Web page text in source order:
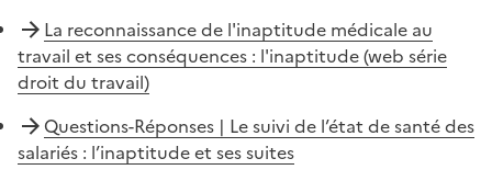
La reconnaissance de l'inaptitude médicale au
travail et ses conséquences : l'inaptitude (web série
droit du travail)
Questions-Réponses | Le suivi de l’état de santé des
salariés : l’inaptitude et ses suites